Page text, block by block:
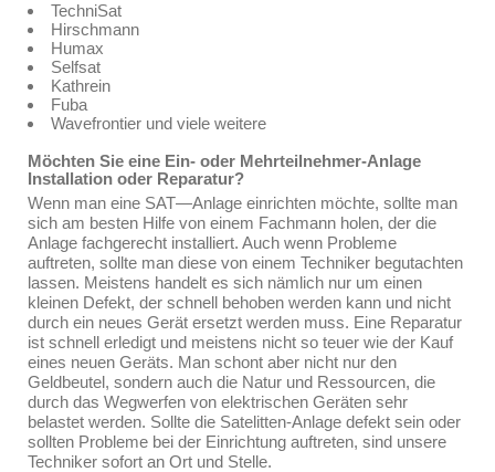
TechniSat
Hirschmann
Humax
Selfsat
Kathrein
Fuba
Wavefrontier und viele weitere
Möchten Sie eine Ein- oder Mehrteilnehmer-Anlage
Installation oder Reparatur?
Wenn man eine SAT—Anlage einrichten möchte, sollte man
sich am besten Hilfe von einem Fachmann holen, der die
Anlage fachgerecht installiert. Auch wenn Probleme
auftreten, sollte man diese von einem Techniker begutachten
lassen. Meistens handelt es sich nämlich nur um einen
kleinen Defekt, der schnell behoben werden kann und nicht
durch ein neues Gerät ersetzt werden muss. Eine Reparatur
ist schnell erledigt und meistens nicht so teuer wie der Kauf
eines neuen Geräts. Man schont aber nicht nur den
Geldbeutel, sondern auch die Natur und Ressourcen, die
durch das Wegwerfen von elektrischen Geräten sehr
belastet werden. Sollte die Satelitten-Anlage defekt sein oder
sollten Probleme bei der Einrichtung auftreten, sind unsere
Techniker sofort an Ort und Stelle.